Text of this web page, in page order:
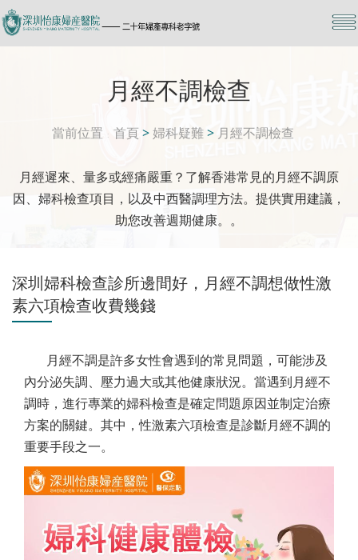
月經不調檢查
當前位置 首頁 >婦科疑難> 月經不調檢查
月經遲來、量多或經痛嚴重？了解香港常見的月經不調原
因、婦科檢查項目，以及中西醫調理方法。提供實用建議，
助您改善週期健康。。
深圳婦科檢查診所邊間好，月經不調想做性激
素六項檢查收費幾錢
月經不調是許多女性會遇到的常見問題，可能涉及
內分泌失調、壓力過大或其他健康狀況。當遇到月經不
調時，進行專業的婦科檢查是確定問題原因並制定治療
方案的關鍵。其中，性激素六項檢查是診斷月經不調的
重要手段之一。